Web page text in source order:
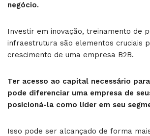
negócio.
Investir em inovação, treinamento de
infraestrutura são elementos cruciais
crescimento de uma empresa B2B.
Ter acesso ao capital necessário
pode diferenciar uma empresa de
posicioná-la como líder em seu
Isso pode ser alcançado de forma